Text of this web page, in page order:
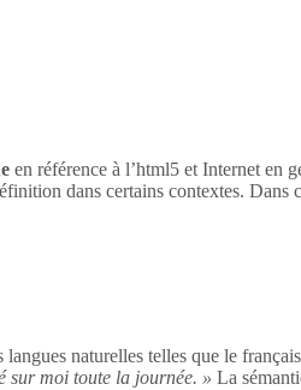
en référence à l’html5 et Internet en
dans certains contextes.
langues naturelles telles que le
sur moi toute la journée. » La